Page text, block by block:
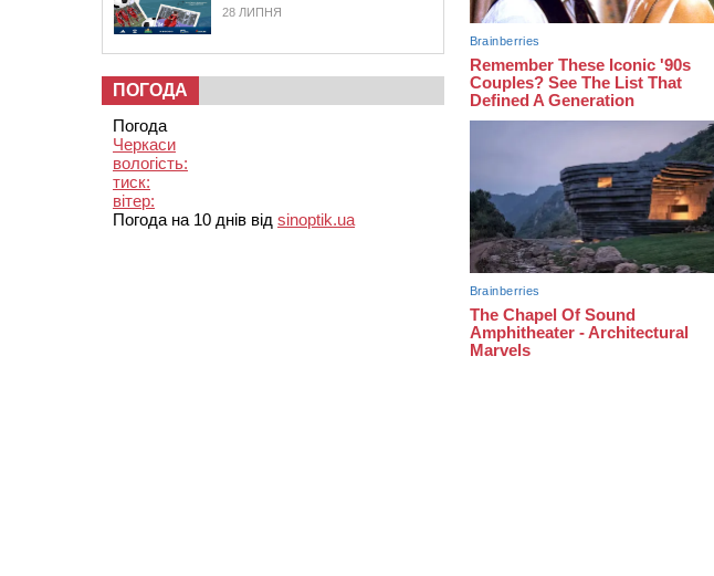
28 ЛИПНЯ
ПОГОДА
Погода
Черкаси
вологість:
тиск:
вітер:
Погода на 10 днів від sinoptik.ua